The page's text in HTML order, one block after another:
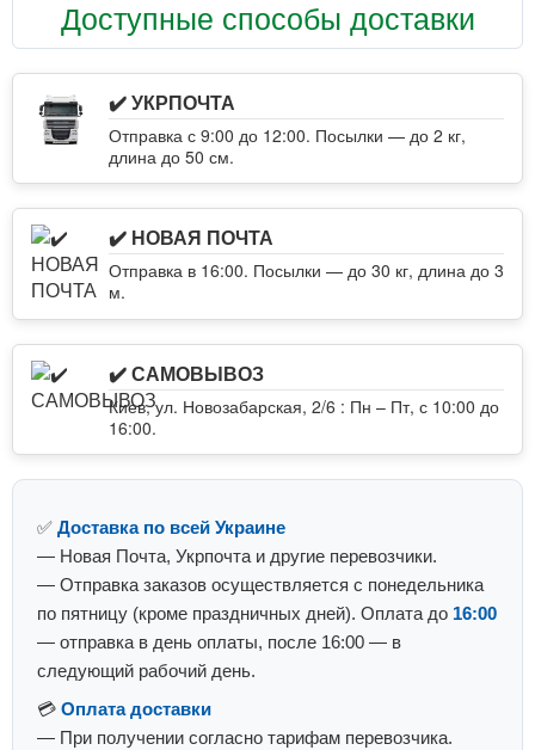
Доступные способы доставки
✔️ УКРПОЧТА
Отправка с 9:00 до 12:00. Посылки — до 2 кг,
длина до 50 см.
✔️ НОВАЯ ПОЧТА
Отправка в 16:00. Посылки — до 30 кг, длина до 3
м.
✔️ САМОВЫВОЗ
Киев, ул. Новозабарская, 2/6 : Пн – Пт, с 10:00 до
16:00.
✅ Доставка по всей Украине
— Новая Почта, Укрпочта и другие перевозчики.
— Отправка заказов осуществляется с понедельника
по пятницу (кроме праздничных дней). Оплата до 16:00
— отправка в день оплаты, после 16:00 — в
следующий рабочий день.
💳 Оплата доставки
— При получении согласно тарифам перевозчика.